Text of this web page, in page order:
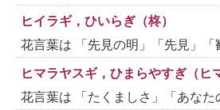
ヒイラギ，ひいらぎ（柊）
花言葉は 「先見の明」「先見」
ヒマラヤスギ，ひまらやすぎ（ヒ
花言葉は 「たくましさ」「あな